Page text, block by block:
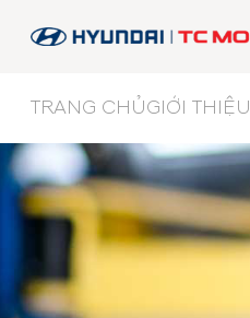
TRANG CHỦGIỚI THIỆU